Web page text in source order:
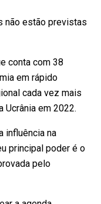
não estão previstas
conta com 38
em rápido
cada vez mais
Ucrânia em 2022.
influência na
principal poder é o
pelo